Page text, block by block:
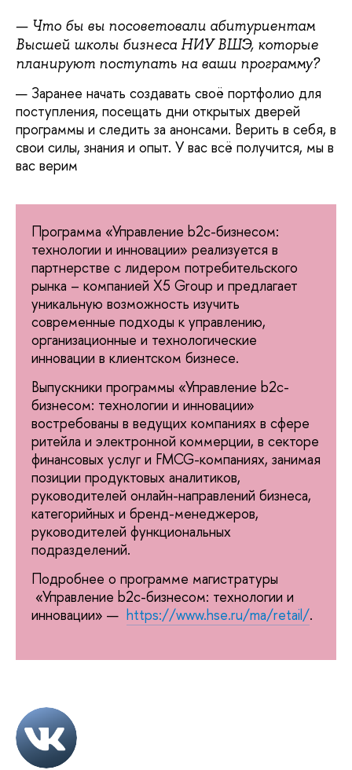
— Что бы вы посоветовали абитуриентам
Высшей школы бизнеса НИУ ВШЭ, которые
планируют поступать на ваши программу?
— Заранее начать создавать своё портфолио для
поступления, посещать дни открытых дверей
программы и следить за анонсами. Верить в себя, в
свои силы, знания и опыт. У вас всё получится, мы в
вас верим
Программа «Управление b2c-бизнесом:
технологии и инновации» реализуется в
партнерстве с лидером потребительского
рынка – компанией X5 Group и предлагает
уникальную возможность изучить
современные подходы к управлению,
организационные и технологические
инновации в клиентском бизнесе.
Выпускники программы «Управление b2c-
бизнесом: технологии и инновации»
востребованы в ведущих компаниях в сфере
ритейла и электронной коммерции, в секторе
финансовых услуг и FMCG-компаниях, занимая
позиции продуктовых аналитиков,
руководителей онлайн-направлений бизнеса,
категорийных и бренд-менеджеров,
руководителей функциональных
подразделений.
Подробнее о программе магистратуры
«Управление b2c-бизнесом: технологии и
инновации» — https://www.hse.ru/ma/retail/.